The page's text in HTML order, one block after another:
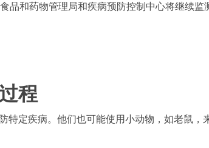
品和药物管理局和疾病预防控制中心将继续监
程
定疾病。他们也可能使用小动物，如老鼠，